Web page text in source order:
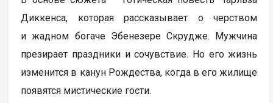
Диккенса, которая рассказывает о черством
и жадном богаче Эбенезере Скрудже. Мужчина
презирает праздники и сочувствие. Но его жизнь
изменится в канун Рождества, когда в его жилище
появятся мистические гости.